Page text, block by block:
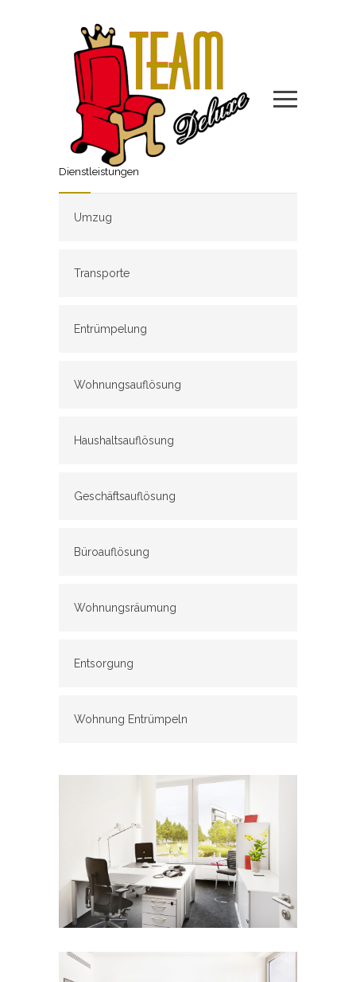
Dienstleistungen
Umzug
Transporte
Entrümpelung
Wohnungsauflösung
Haushaltsauflösung
Geschäftsauflösung
Büroauflösung
Wohnungsräumung
Entsorgung
Wohnung Entrümpeln